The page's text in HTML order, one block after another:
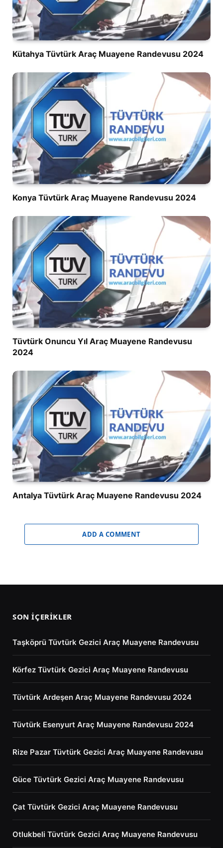
Kütahya Tüvtürk Araç Muayene Randevusu 2024
Konya Tüvtürk Araç Muayene Randevusu 2024
Tüvtürk Onuncu Yıl Araç Muayene Randevusu
2024
Antalya Tüvtürk Araç Muayene Randevusu 2024
ADD A COMMENT
SON İÇERIKLER
Taşköprü Tüvtürk Gezici Araç Muayene Randevusu
Körfez Tüvtürk Gezici Araç Muayene Randevusu
Tüvtürk Ardeşen Araç Muayene Randevusu 2024
Tüvtürk Esenyurt Araç Muayene Randevusu 2024
Rize Pazar Tüvtürk Gezici Araç Muayene Randevusu
Güce Tüvtürk Gezici Araç Muayene Randevusu
Çat Tüvtürk Gezici Araç Muayene Randevusu
Otlukbeli Tüvtürk Gezici Araç Muayene Randevusu